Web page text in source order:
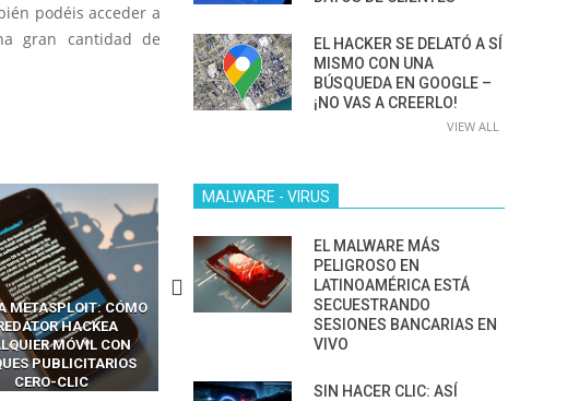
podéis acceder a
gran cantidad de
METASPLOIT: CÓMO
HACKEA
MÓVIL CON
PUBLICITARIOS
CERO-CLIC
CÓMO LOS HACKERS
INTERCEPTAN OTPS Y
LLAMADAS MÓVILES SIN
PODER DE LOS SIM BOXES”
RIDÍCULAMENTE
AGÉNTICA
EL HACKER SE DELATÓ A SÍ
MISMO CON UNA
BÚSQUEDA EN GOOGLE –
¡NO VAS A CREERLO!
VIEW ALL
MALWARE - VIRUS
EL MALWARE MÁS
PELIGROSO EN
LATINOAMÉRICA ESTÁ
SECUESTRANDO
SESIONES BANCARIAS EN
VIVO
SIN HACER CLIC: ASÍ